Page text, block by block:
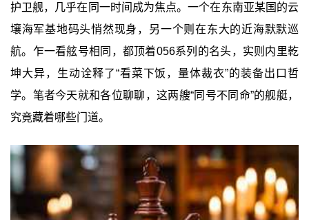
护卫舰，几乎在同一时间成为焦点。一个在东南亚某国的云
壤海军基地码头悄然现身，另一个则在东大的近海默默巡
航。乍一看舷号相同，都顶着056系列的名头，实则内里乾
坤大异，生动诠释了“看菜下饭，量体裁衣”的装备出口哲
学。笔者今天就和各位聊聊，这两艘“同号不同命”的舰艇，
究竟藏着哪些门道。